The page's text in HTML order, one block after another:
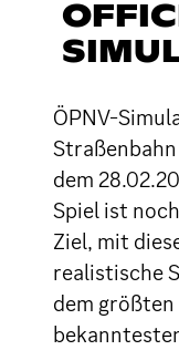
ÖPNV-
dem
Spiel ist
Ziel, mit
realistische
dem